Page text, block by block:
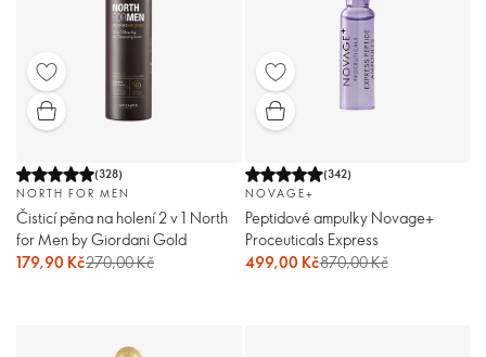
(328)
NORTH FOR MEN
Čisticí pěna na holení 2 v 1 North
for Men by Giordani Gold
179,90 Kč270,00 Kč
(342)
NOVAGE+
Peptidové ampulky Novage+
Proceuticals Express
499,00 Kč870,00 Kč